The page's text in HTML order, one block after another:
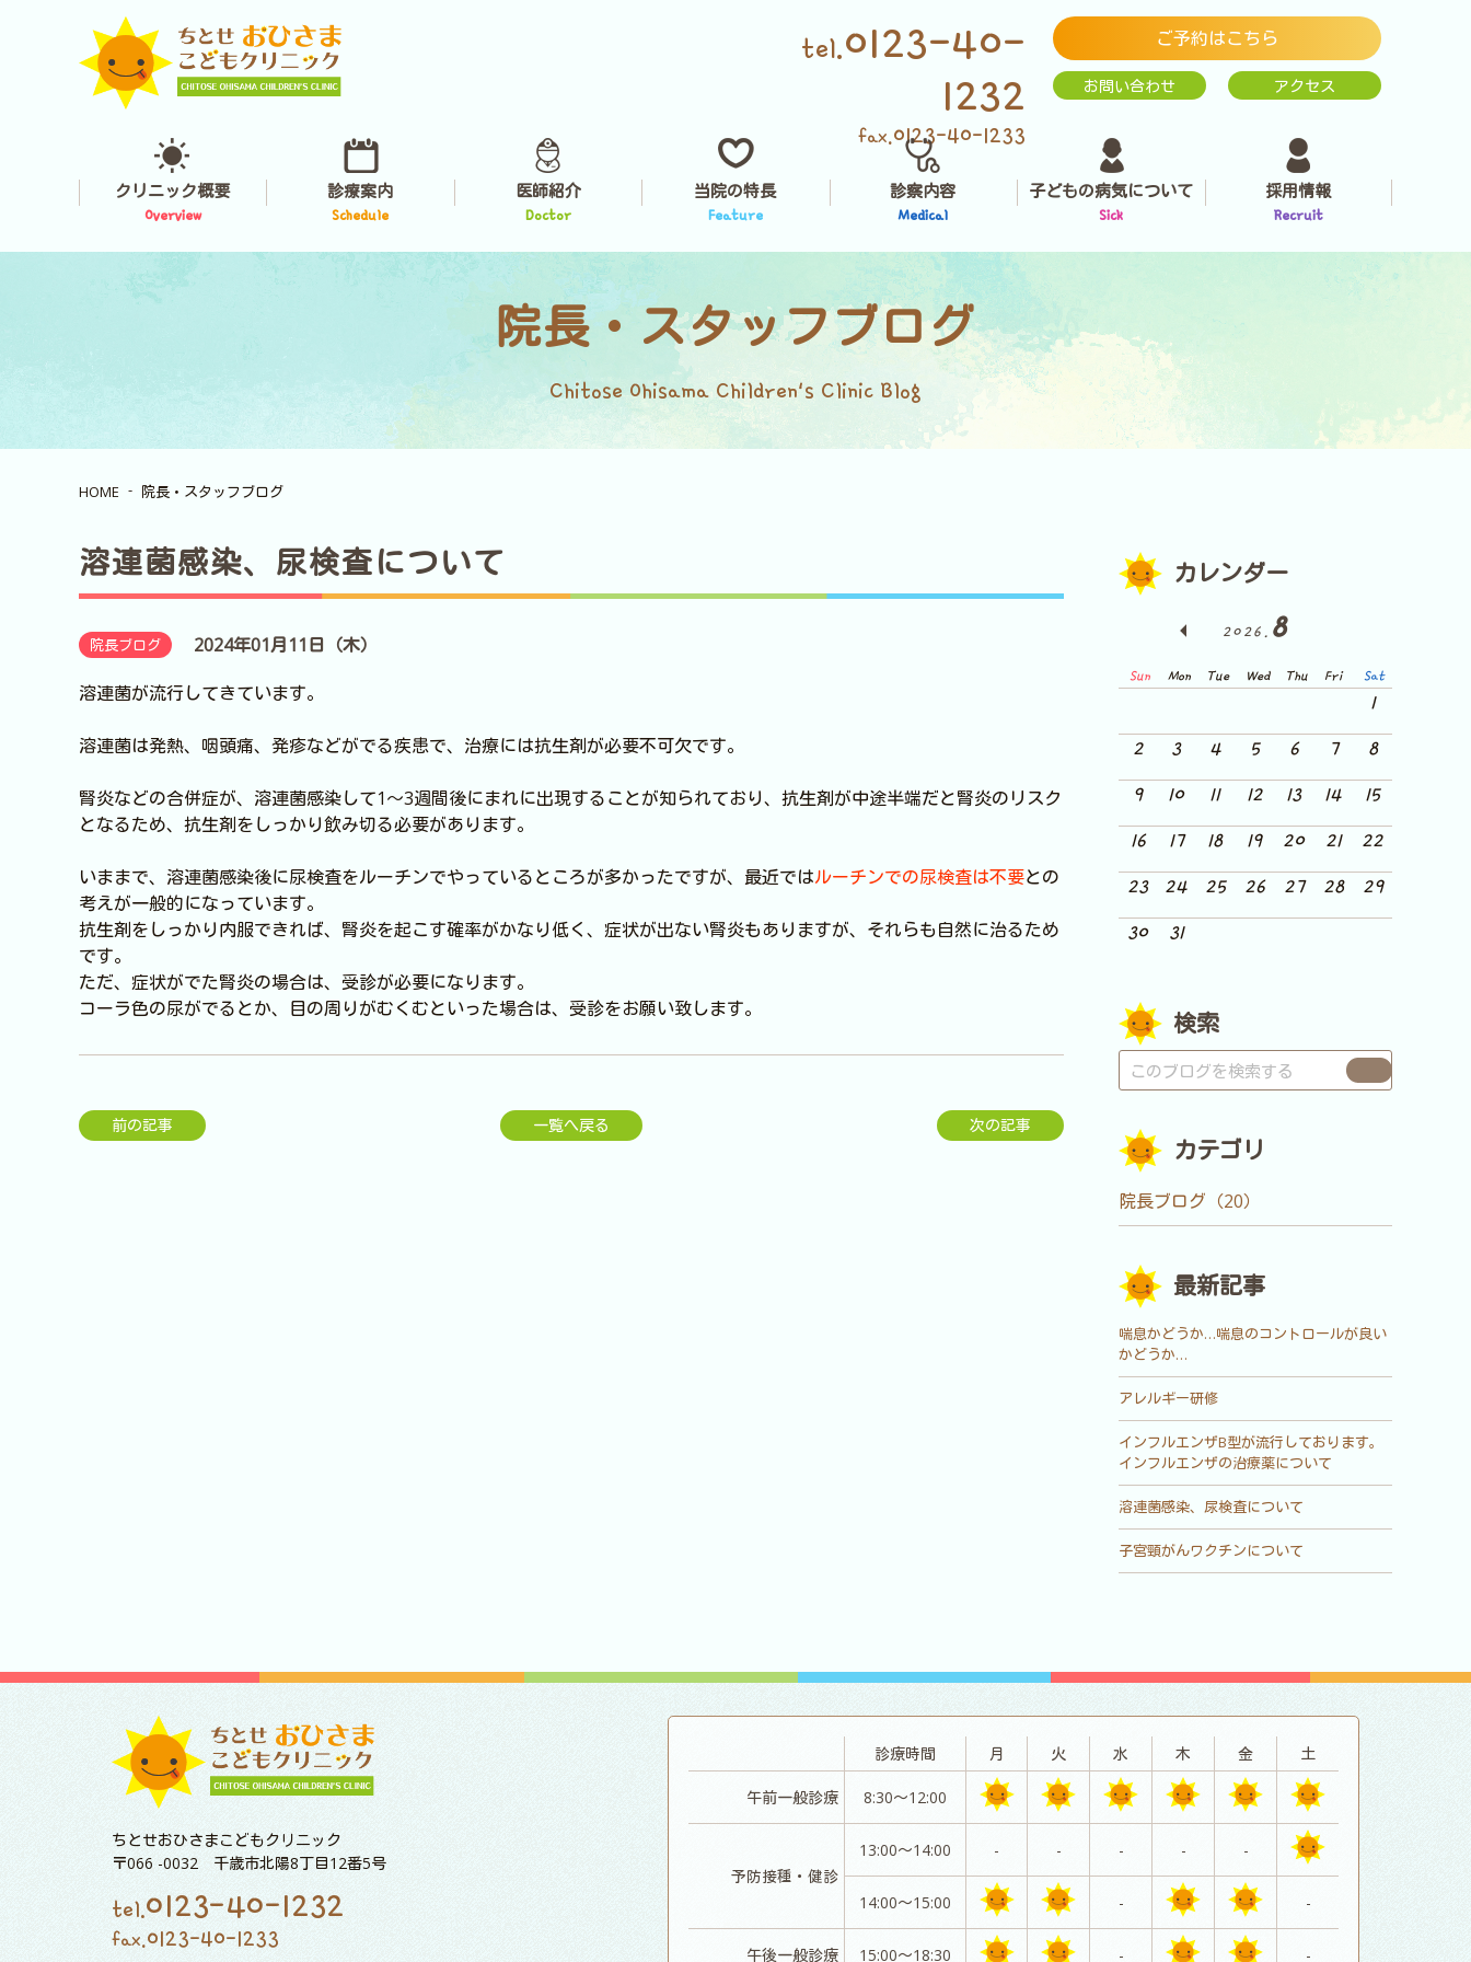
tel.0123-40-
1232
fax.0123-40-1233
ご予約はこちら
お問い合わせ アクセス
クリニック概要
Overview
診療案内
Schedule
医師紹介
Doctor
当院の特長
Feature
診察内容
Medical
子どもの病気について
Sick
採用情報
Recruit
院長・スタッフブログ
Chitose Ohisama Children's Clinic Blog
HOME 院長・スタッフブログ
溶連菌感染、尿検査について
院長ブログ
2024年01月11日（木）
溶連菌が流行してきています。
溶連菌は発熱、咽頭痛、発疹などがでる疾患で、治療には抗生剤が必要不可欠です。
腎炎などの合併症が、溶連菌感染して1～3週間後にまれに出現することが知られており、抗生剤が中途半端だと腎炎のリスク
となるため、抗生剤をしっかり飲み切る必要があります。
いままで、溶連菌感染後に尿検査をルーチンでやっているところが多かったですが、最近ではルーチンでの尿検査は不要との
考えが一般的になっています。
抗生剤をしっかり内服できれば、腎炎を起こす確率がかなり低く、症状が出ない腎炎もありますが、それらも自然に治るため
です。
ただ、症状がでた腎炎の場合は、受診が必要になります。
コーラ色の尿がでるとか、目の周りがむくむといった場合は、受診をお願い致します。
前の記事 一覧へ戻る 次の記事
カレンダー
2026. 8
Sun Mon Tue Wed Thu Fri Sat
1
2
3 4 5 6 7
8
9
10 11 12 13 14
15
16
17 18 19 20 21
22
23
24 25 26 27 28
29
30
31
検索
カテゴリ
院長ブログ（20）
最新記事
喘息かどうか…喘息のコントロールが良い
かどうか…
アレルギー研修
インフルエンザB型が流行しております。
インフルエンザの治療薬について
溶連菌感染、尿検査について
子宮頸がんワクチンについて
ちとせおひさまこどもクリニック
〒066 -0032 千歳市北陽8丁目12番5号
tel.0123-40-1232
fax.0123-40-1233
診療時間 月 火 水 木 金 土
午前一般診療 8:30～12:00
予防接種・健診
13:00～14:00 - - - - -
14:00～15:00 - -
午後一般診療 15:00～18:30 - -